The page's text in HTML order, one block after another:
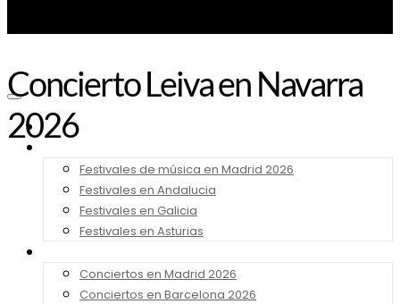
Noticias
Festivales de música en Madrid 2026
Festivales en Andalucia
Festivales en Galicia
Festivales en Asturias
Conciertos en Madrid 2026
Conciertos en Barcelona 2026
Concierto Leiva en Navarra
2026